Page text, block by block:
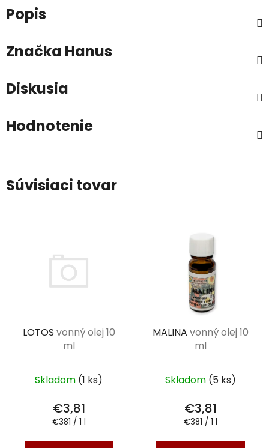
Popis
Značka Hanus
Diskusia
Hodnotenie
Súvisiaci tovar
LOTOS vonný olej 10
ml
Skladom (1 ks)
€3,81
Jednotková
€381 / 1 l
MALINA vonný olej 10
ml
Skladom (5 ks)
€3,81
Jednotková
€381 / 1 l